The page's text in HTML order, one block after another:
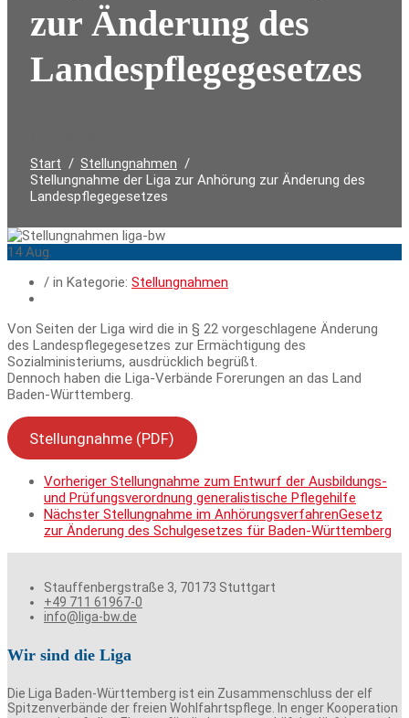
zur Änderung des
Landespflegegesetzes
Start
Stellungnahmen
Stellungnahme der Liga zur Anhörung zur Änderung des
Landespflegegesetzes
14 Aug.
/ in Kategorie: Stellungnahmen
Von Seiten der Liga wird die in § 22 vorgeschlagene Änderung
des Landespflegegesetzes zur Ermächtigung des
Sozialministeriums, ausdrücklich begrüßt.
Dennoch haben die Liga-Verbände Forerungen an das Land
Baden-Württemberg.
Stellungnahme (PDF)
Vorheriger Stellungnahme zum Entwurf der Ausbildungs-
und Prüfungsverordnung generalistische Pflegehilfe
Nächster Stellungnahme im AnhörungsverfahrenGesetz
zur Änderung des Schulgesetzes für Baden-Württemberg
Stauffenbergstraße 3, 70173 Stuttgart
+49 711 61967-0
info@liga-bw.de
Wir sind die Liga
Die Liga Baden-Württemberg ist ein Zusammenschluss der elf
Spitzenverbände der freien Wohlfahrtspflege. In enger Kooperation